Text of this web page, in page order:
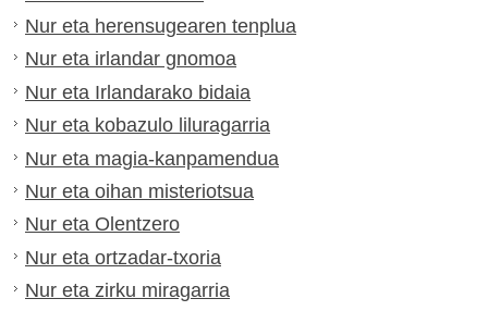
Nur eta herensugearen tenplua
Nur eta irlandar gnomoa
Nur eta Irlandarako bidaia
Nur eta kobazulo liluragarria
Nur eta magia-kanpamendua
Nur eta oihan misteriotsua
Nur eta Olentzero
Nur eta ortzadar-txoria
Nur eta zirku miragarria